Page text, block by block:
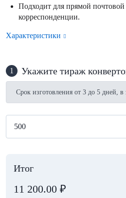
Подходит для прямой
корреспонденции.
Характеристики
1 Укажите тираж
Срок изготовления от 3 до 5 дней, в
Итог
11 200.00 ₽